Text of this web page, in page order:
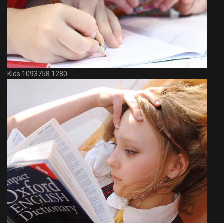
Kids 1093758 1280